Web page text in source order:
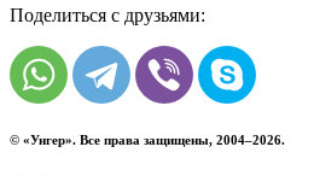
Поделиться с друзьями:
© «Унгер». Все права защищены, 2004–2026.